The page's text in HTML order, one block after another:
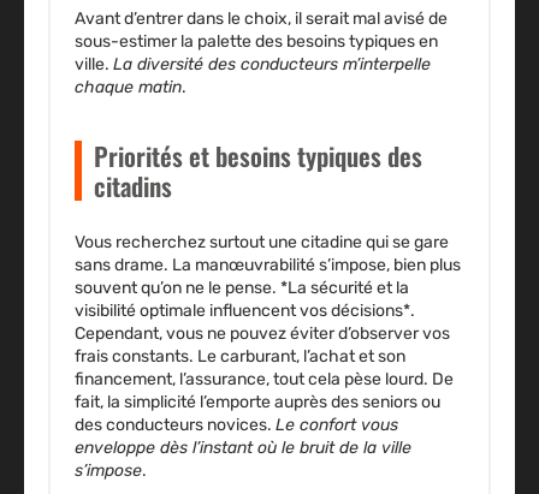
Avant d’entrer dans le choix, il serait mal avisé de
sous-estimer la palette des besoins typiques en
ville. La diversité des conducteurs m’interpelle
chaque matin.
Priorités et besoins typiques des
citadins
Vous recherchez surtout une citadine qui se gare
sans drame. La manœuvrabilité s’impose, bien plus
souvent qu’on ne le pense. *La sécurité et la
visibilité optimale influencent vos décisions*.
Cependant, vous ne pouvez éviter d’observer vos
frais constants. Le carburant, l’achat et son
financement, l’assurance, tout cela pèse lourd. De
fait, la simplicité l’emporte auprès des seniors ou
des conducteurs novices. Le confort vous
enveloppe dès l’instant où le bruit de la ville
s’impose.